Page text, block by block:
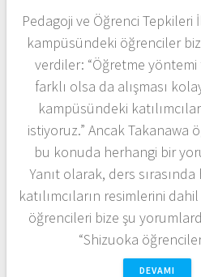
Pedagoji ve Öğrenci Tepkileri
kampüsündeki öğrenciler
verdiler: “Öğretme
farklı olsa da alışması
kampüsündeki
istiyoruz.” Ancak Takanawa
bu konuda herhangi bir
Yanıt olarak, ders sırasında
katılımcıların resimlerini
öğrencileri bize şu
“Shizuoka
DEVAMI